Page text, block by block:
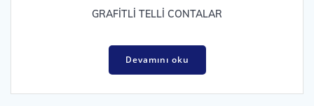
GRAFİTLİ TELLİ CONTALAR
Devamını oku